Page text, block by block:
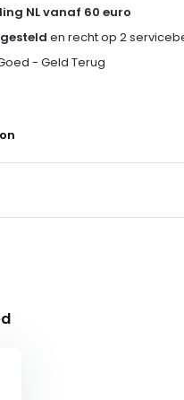
NL vanaf 60 euro
en recht op 2
- Geld Terug